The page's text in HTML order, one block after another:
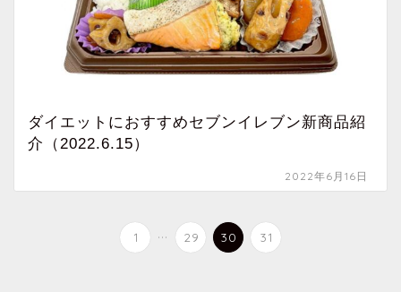
ダイエットにおすすめセブンイレブン新商品紹
介（2022.6.15）
2022年6月16日
1 ... 29 30 31